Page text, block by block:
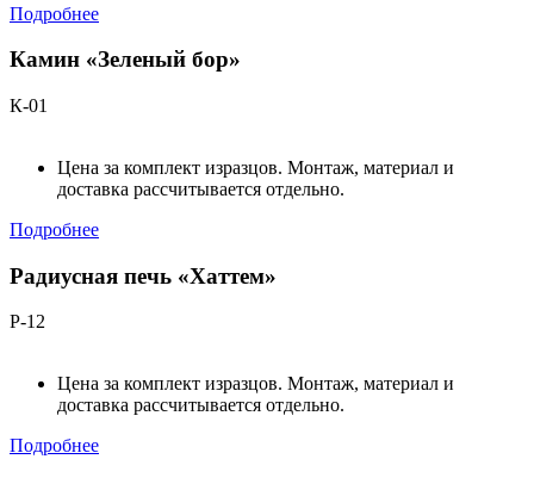
Подробнее
Камин «Зеленый бор»
К-01
Цена за комплект изразцов. Монтаж, материал и
доставка рассчитывается отдельно.
Подробнее
Радиусная печь «Хаттем»
Р-12
Цена за комплект изразцов. Монтаж, материал и
доставка рассчитывается отдельно.
Подробнее